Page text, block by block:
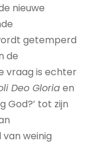
nieuwe
getemperd
de
vraag is echter
Deo Gloriaen
God?’ tot zijn
weinig